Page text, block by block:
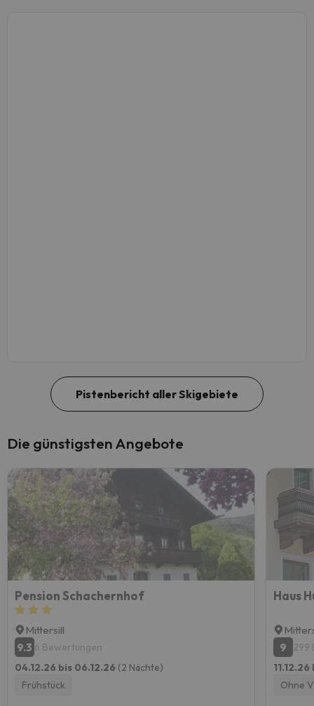
Pistenbericht aller Skigebiete
Die günstigsten Angebote
Pension Schachernhof
Mittersill
9.3 6 Bewertungen
04.12.26 bis 06.12.26 (2 Nächte)
Frühstück
Haus
9
299
Ohne